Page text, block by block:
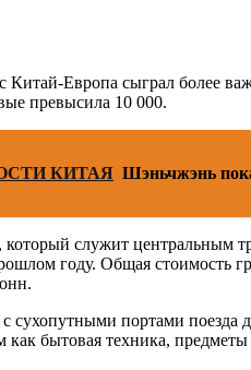
Китай-Европа сыграл более
превысила 10 000.
КИТАЯ Шэньчжэнь
служит центральным
году. Общая стоимость
сухопутными портами поезда
бытовая техника,